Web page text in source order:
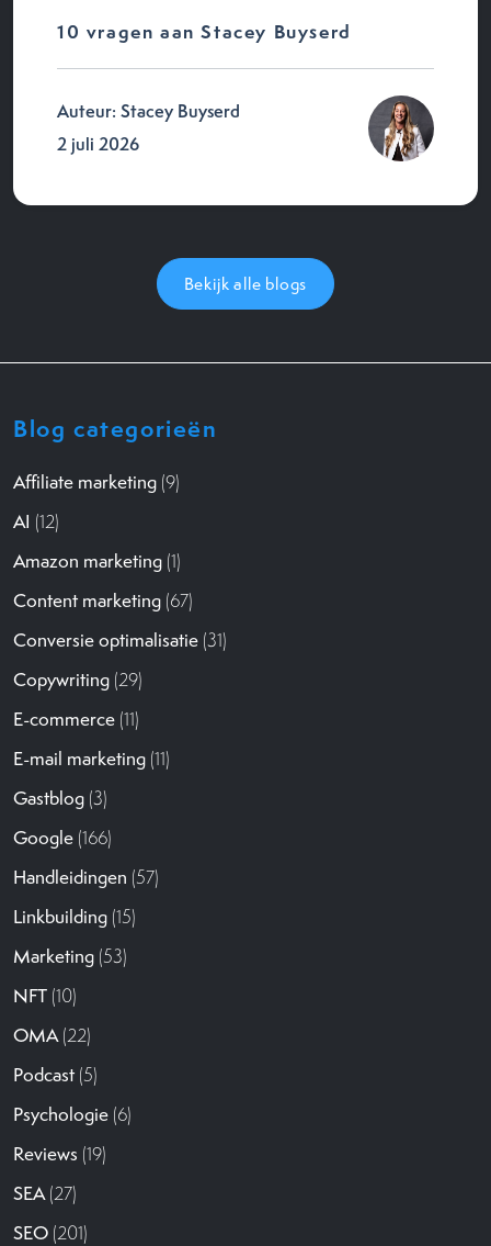
10 vragen aan Stacey Buyserd
Auteur: Stacey Buyserd
2 juli 2026
Bekijk alle blogs
Blog categorieën
Affiliate marketing (9)
AI (12)
Amazon marketing (1)
Content marketing (67)
Conversie optimalisatie (31)
Copywriting (29)
E-commerce (11)
E-mail marketing (11)
Gastblog (3)
Google (166)
Handleidingen (57)
Linkbuilding (15)
Marketing (53)
NFT (10)
OMA(22)
Podcast (5)
Psychologie (6)
Reviews (19)
SEA(27)
SEO (201)